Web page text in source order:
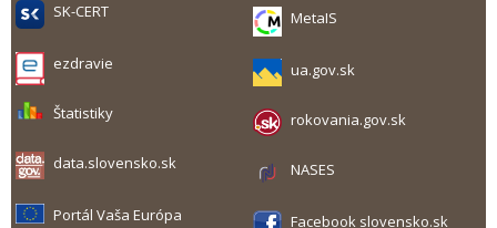
SK-CERT MetaIS
ezdravie ua.gov.sk
Štatistiky rokovania.gov.sk
data.slovensko.sk NASES
Portál Vaša Európa Facebook slovensko.sk